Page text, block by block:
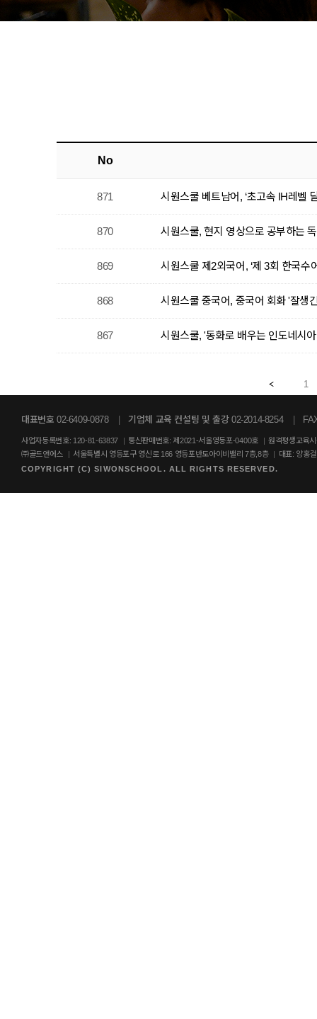
No
871 시원스쿨 베트남어, ‘초고속 IH레벨
870 시원스쿨, 현지 영상으로 공부하는
869 시원스쿨 제2외국어, ‘제 3회 한국수
868 시원스쿨 중국어, 중국어 회화 '잘생
867 시원스쿨, '동화로 배우는 인도네시
1
대표번호 02-6409-0878 기업체 교육 컨설팅 및 출강 02-2014-8254
사업자등록번호: 120-81-63837 | 통신판매번호: 제2021-서울영등포-0400호 | 원격평생교육
㈜골드앤에스
| 서울특별시 영등포구 영신로 166 영등포반도아이비밸리 7층,8층 | 대표: 양홍
COPYRIGHT (C) SIWONSCHOOL. ALL RIGHTS RESERVED.